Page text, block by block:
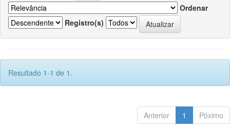
Ordenar
Registro(s)
Resultado 1-1 de 1.
Anterior 1 Póximo